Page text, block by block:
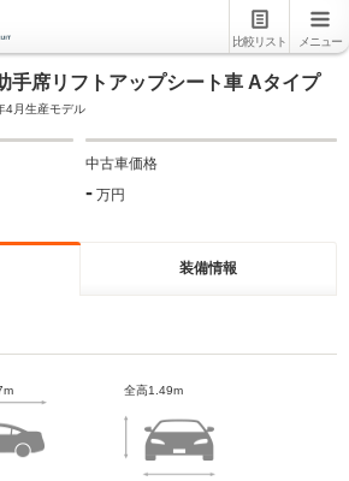
比較リスト メニュー
手席リフトアップシート車 Aタイプ
4月生産モデル
中古車価格
- 万円
装備情報
全高1.49m